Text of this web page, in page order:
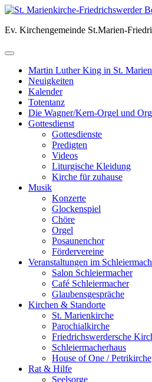
Skip
content
Ev. Kirchengemeinde St.Marien-
Martin Luther King in St. Marien
Neuigkeiten
Kalender
Totentanz
Die Wagner/Kern-Orgel und
Gottesdienst
Gottesdienste
Predigten
Videos
Liturgische Kleidung
Kirche für zuhause
Musik
Konzerte
Glockenspiel
Chöre
Orgel
Posaunenchor
Fördervereine
Veranstaltungen im
Salon Schleiermacher
Café Schleiermacher
Glaubensgespräche
Kirchen & Standorte
St. Marienkirche
Parochialkirche
Friedrichswerdersche
Schleiermacherhaus
House of One / Petrikirche
Rat & Hilfe
Seelsorge